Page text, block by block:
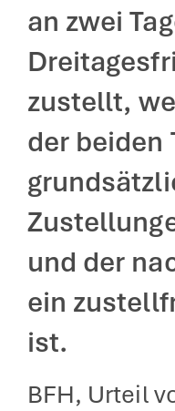
an zwei
zustellt,
der beiden
und der
ein
ist.
BFH, Urteil